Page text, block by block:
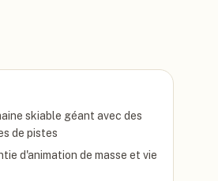
skiable géant avec des
de pistes
d'animation de masse et vie